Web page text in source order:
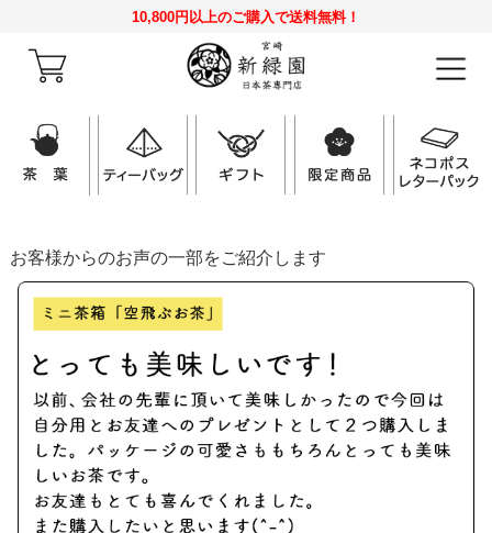
10,800円以上のご購入で送料無料！
お客様からのお声の一部をご紹介します